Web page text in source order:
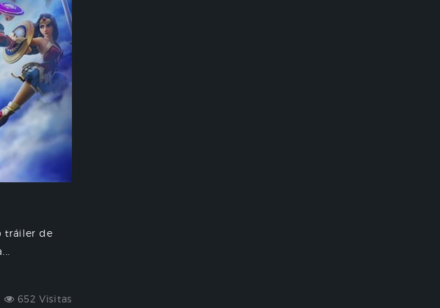
tráiler de
652 Visitas